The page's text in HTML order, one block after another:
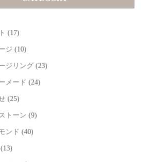
(17)
ジ (10)
ジリング(23)
メード (24)
(25)
トーン (9)
ンド (40)